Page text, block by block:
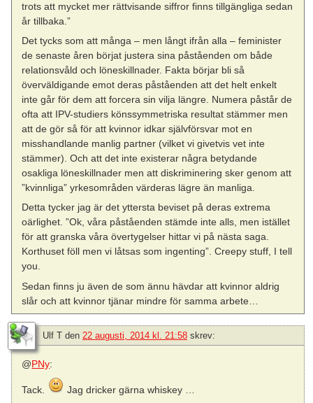
trots att mycket mer rättvisande siffror finns tillgängliga sedan
år tillbaka.”
Det tycks som att många – men långt ifrån alla – feminister
de senaste åren börjat justera sina påståenden om både
relationsvåld och löneskillnader. Fakta börjar bli så
överväldigande emot deras påståenden att det helt enkelt
inte går för dem att forcera sin vilja längre. Numera påstår de
ofta att IPV-studiers könssymmetriska resultat stämmer men
att de gör så för att kvinnor idkar självförsvar mot en
misshandlande manlig partner (vilket vi givetvis vet inte
stämmer). Och att det inte existerar några betydande
osakliga löneskillnader men att diskriminering sker genom att
”kvinnliga” yrkesområden värderas lägre än manliga.
Detta tycker jag är det yttersta beviset på deras extrema
oärlighet. ”Ok, våra påståenden stämde inte alls, men istället
för att granska våra övertygelser hittar vi på nästa saga.
Korthuset föll men vi låtsas som ingenting”. Creepy stuff, I tell
you.
Sedan finns ju även de som ännu hävdar att kvinnor aldrig
slår och att kvinnor tjänar mindre för samma arbete…
Ulf T den 22 augusti, 2014 kl. 21:58 skrev:
@PNy:
Tack.
Jag dricker gärna whiskey …